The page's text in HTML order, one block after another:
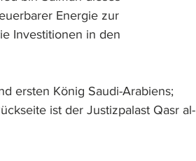
Energie zur
Investitionen in den
ersten König Saudi-Arabiens;
ist der Justizpalast Qasr al-